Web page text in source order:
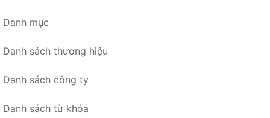
Danh mục
Danh sách thương hiệu
Danh sách công ty
Danh sách từ khóa